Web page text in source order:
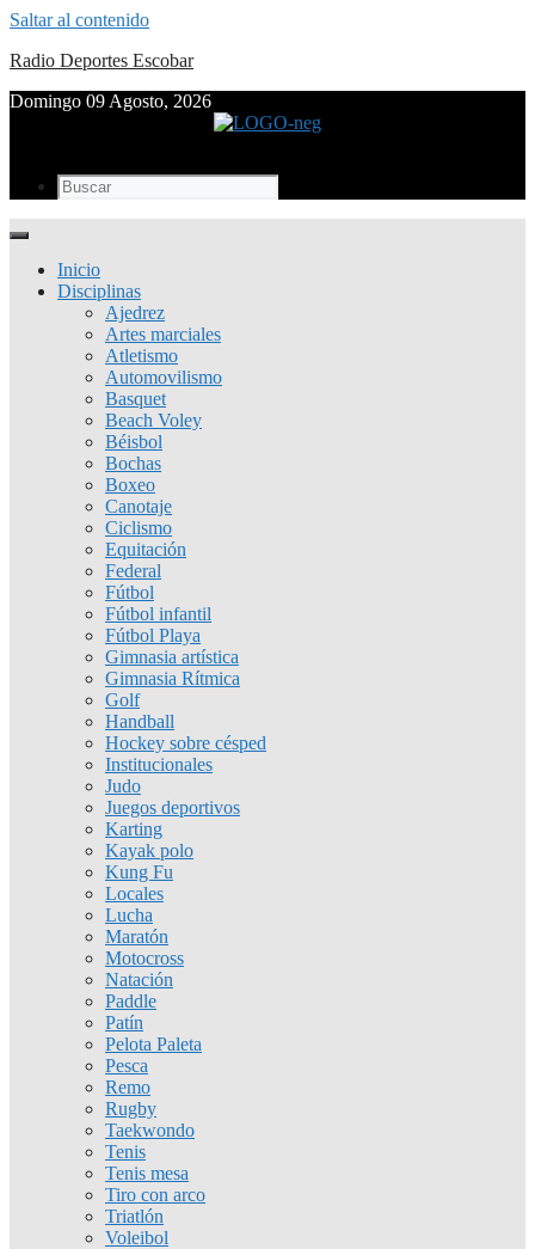
Saltar al contenido
Radio Deportes Escobar
Domingo 09 Agosto, 2026
Inicio
Disciplinas
Ajedrez
Artes marciales
Atletismo
Automovilismo
Basquet
Beach Voley
Béisbol
Bochas
Boxeo
Canotaje
Ciclismo
Equitación
Federal
Fútbol
Fútbol infantil
Fútbol Playa
Gimnasia artística
Gimnasia Rítmica
Golf
Handball
Hockey sobre césped
Institucionales
Judo
Juegos deportivos
Karting
Kayak polo
Kung Fu
Locales
Lucha
Maratón
Motocross
Natación
Paddle
Patín
Pelota Paleta
Pesca
Remo
Rugby
Taekwondo
Tenis
Tenis mesa
Tiro con arco
Triatlón
Voleibol